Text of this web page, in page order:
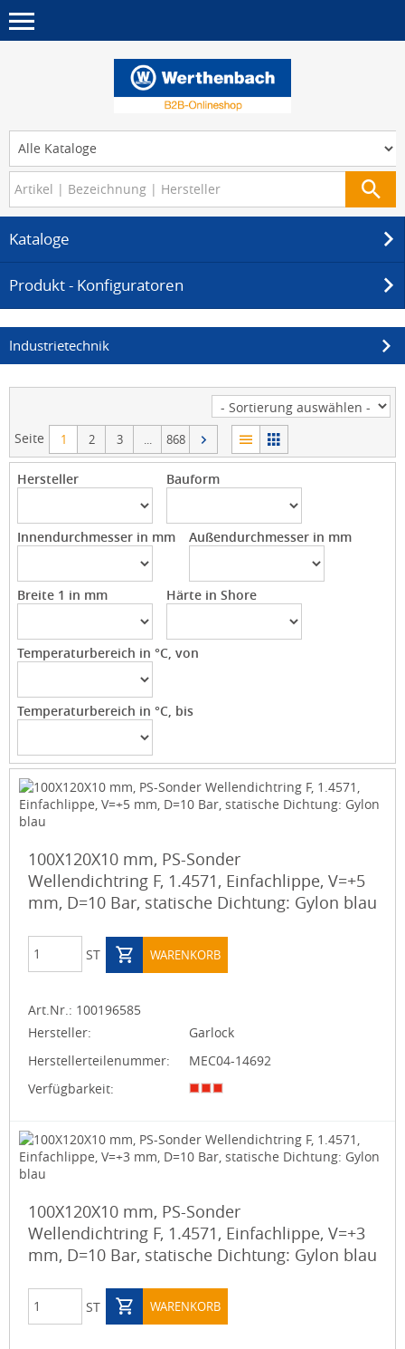
Kataloge
Produkt - Konfiguratoren
Industrietechnik
Seite 1 2 3 ... 868
Hersteller Bauform
Innendurchmesser in mm Außendurchmesser in mm
Breite 1 in mm Härte in Shore
Temperaturbereich in °C, von
Temperaturbereich in °C, bis
100X120X10 mm, PS-Sonder
Wellendichtring F, 1.4571, Einfachlippe, V=+5
mm, D=10 Bar, statische Dichtung: Gylon blau
ST WARENKORB
Art.Nr.: 100196585
Hersteller:
Garlock
Herstellerteilenummer:
MEC04-14692
Verfügbarkeit:
100X120X10 mm, PS-Sonder
Wellendichtring F, 1.4571, Einfachlippe, V=+3
mm, D=10 Bar, statische Dichtung: Gylon blau
ST WARENKORB